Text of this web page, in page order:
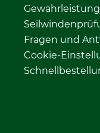
Fragen und
Cookie-